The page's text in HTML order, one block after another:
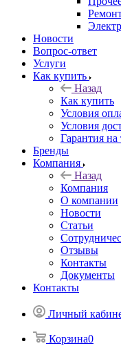
Новости
Вопрос-ответ
Услуги
Как купить
Назад
Как купить
Условия
Условия
Гарантия на
Бренды
Компания
Назад
Компания
О компании
Новости
Статьи
Отзывы
Контакты
Документы
Контакты
Личный
Корзина0